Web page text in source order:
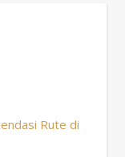
Rute di